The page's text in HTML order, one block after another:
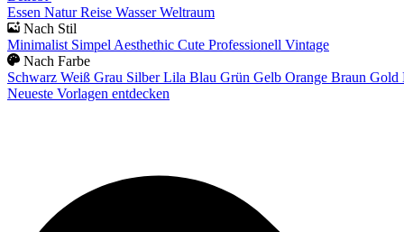
Essen Natur Reise Wasser Weltraum
Nach Stil
Minimalist Simpel Aesthethic Cute Professionell Vintage
Nach Farbe
Schwarz Weiß Grau Silber Lila Blau Grün Gelb Orange Braun Gold
Neueste Vorlagen entdecken